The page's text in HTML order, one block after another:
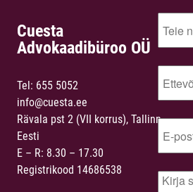
Cuesta
Advokaadibüroo OÜ
Tel: 655 5052
info@cuesta.ee
Rävala pst 2 (VII korrus), Tallinn,
Eesti
E – R: 8.30 – 17.30
Registrikood 14686538